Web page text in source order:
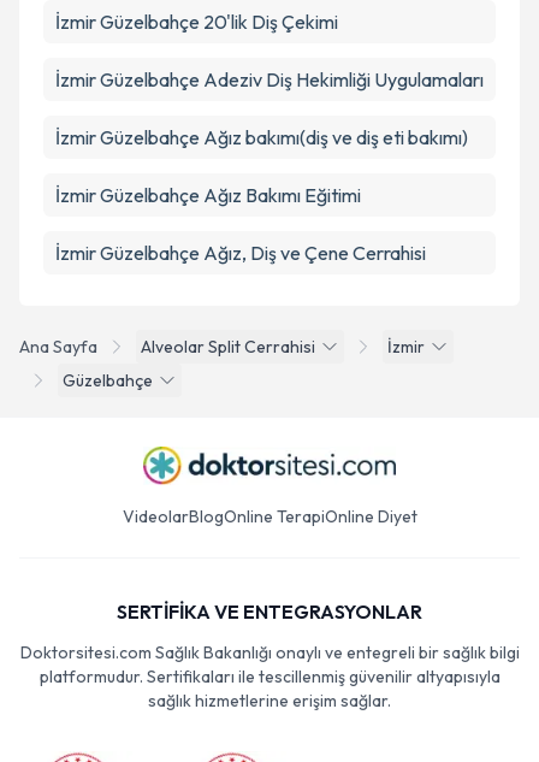
Ana Sayfa Alveolar Split Cerrahisi
İzmir
Güzelbahçe
İzmir Güzelbahçe 20'lik Diş Çekimi
İzmir Güzelbahçe Adeziv Diş Hekimliği Uygulamaları
İzmir Güzelbahçe Ağız bakımı(diş ve diş eti bakımı)
İzmir Güzelbahçe Ağız Bakımı Eğitimi
İzmir Güzelbahçe Ağız, Diş ve Çene Cerrahisi
VideolarBlogOnline TerapiOnline Diyet
SERTİFİKA VE ENTEGRASYONLAR
Doktorsitesi.com Sağlık Bakanlığı onaylı ve entegreli bir sağlık bilgi
platformudur. Sertifikaları ile tescillenmiş güvenilir altyapısıyla
sağlık hizmetlerine erişim sağlar.